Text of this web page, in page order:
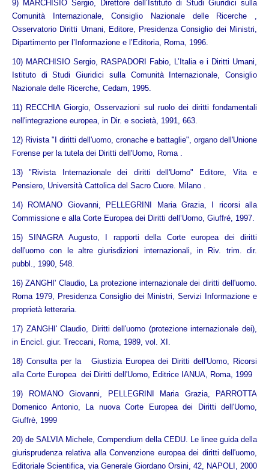
9) MARCHISIO Sergio, Direttore dell’Istituto di Studi Giuridici sulla
Comunità Internazionale, Consiglio Nazionale delle Ricerche ,
Osservatorio Diritti Umani, Editore, Presidenza Consiglio dei Ministri,
Dipartimento per l’Informazione e l’Editoria, Roma, 1996.
10) MARCHISIO Sergio, RASPADORI Fabio, L’Italia e i Diritti Umani,
Istituto di Studi Giuridici sulla Comunità Internazionale, Consiglio
Nazionale delle Ricerche, Cedam, 1995.
11) RECCHIA Giorgio, Osservazioni sul ruolo dei diritti fondamentali
nell'integrazione europea, in Dir. e società, 1991, 663.
12) Rivista "I diritti dell'uomo, cronache e battaglie", organo dell'Unione
Forense per la tutela dei Diritti dell'Uomo, Roma .
13) "Rivista Internazionale dei diritti dell'Uomo" Editore, Vita e
Pensiero, Università Cattolica del Sacro Cuore. Milano .
14) ROMANO Giovanni, PELLEGRINI Maria Grazia, I ricorsi alla
Commissione e alla Corte Europea dei Diritti dell’Uomo, Giuffré, 1997.
15) SINAGRA Augusto, I rapporti della Corte europea dei diritti
dell'uomo con le altre giurisdizioni internazionali, in Riv. trim. dir.
pubbl., 1990, 548.
16) ZANGHI' Claudio, La protezione internazionale dei diritti dell'uomo.
Roma 1979, Presidenza Consiglio dei Ministri, Servizi Informazione e
proprietà letteraria.
17) ZANGHI' Claudio, Diritti dell'uomo (protezione internazionale dei),
in Encicl. giur. Treccani, Roma, 1989, vol. XI.
18) Consulta per la Giustizia Europea dei Diritti dell'Uomo, Ricorsi
alla Corte Europea dei Diritti dell'Uomo, Editrice IANUA, Roma, 1999
19) ROMANO Giovanni, PELLEGRINI Maria Grazia, PARROTTA
Domenico Antonio, La nuova Corte Europea dei Diritti dell'Uomo,
Giuffrè, 1999
20) de SALVIA Michele, Compendium della CEDU. Le linee guida della
giurisprudenza relativa alla Convenzione europea dei diritti dell'uomo,
Editoriale Scientifica, via Generale Giordano Orsini, 42, NAPOLI, 2000